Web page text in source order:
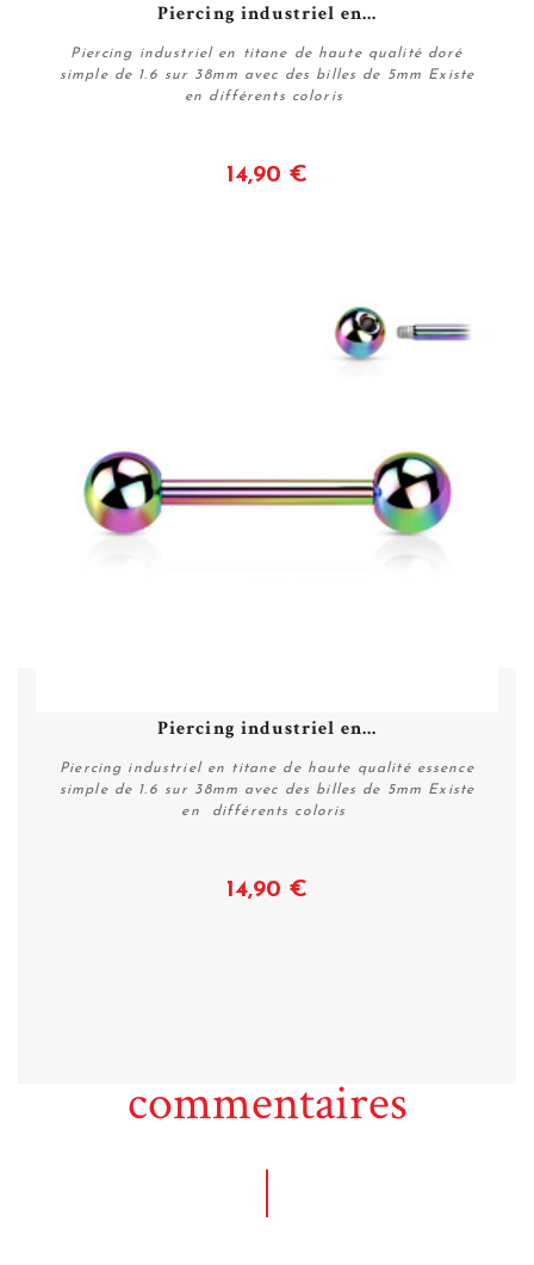
Piercing industriel en...
Piercing industriel en titane de haute qualité doré
simple de 1.6 sur 38mm avec des billes de 5mm Existe
en différents coloris
14,90 €
Piercing industriel en...
Piercing industriel en titane de haute qualité essence
simple de 1.6 sur 38mm avec des billes de 5mm Existe
en différents coloris
14,90 €
commentaires